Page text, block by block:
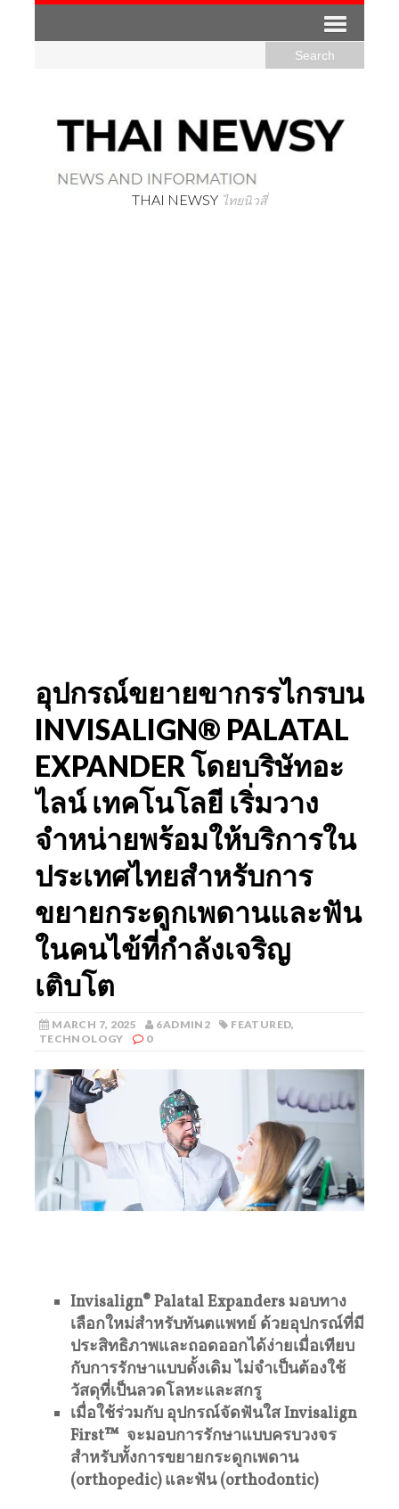
THAI NEWSY ไทยนิวสี่
อุปกรณ์ขยายขากรรไกรบน
INVISALIGN® PALATAL
EXPANDER โดยบริษัทอะ
ไลน์ เทคโนโลยี เริ่มวาง
จำหน่ายพร้อมให้บริการใน
ประเทศไทยสำหรับการ
ขยายกระดูกเพดานและฟัน
ในคนไข้ที่กำลังเจริญ
เติบโต
MARCH 7, 2025 6ADMIN2 FEATURED,
TECHNOLOGY
0
Invisalign® Palatal Expanders มอบทาง
เลือกใหม่สำหรับทันตแพทย์ ด้วยอุปกรณ์ที่มี
ประสิทธิภาพและถอดออกได้ง่ายเมื่อเทียบ
กับการรักษาแบบดั้งเดิม ไม่จำเป็นต้องใช้
วัสดุที่เป็นลวดโลหะและสกรู
เมื่อใช้ร่วมกับ อุปกรณ์จัดฟันใสInvisalign
First™ จะมอบการรักษาแบบครบวงจร
สำหรับทั้งการขยายกระดูกเพดาน
(orthopedic)และฟัน (orthodontic)